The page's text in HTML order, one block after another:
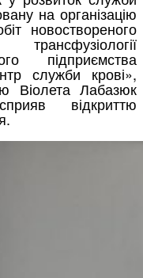
на організацію
новоствореного
підприємства
служби крові»,
Віолета Лабазюк
відкриттю